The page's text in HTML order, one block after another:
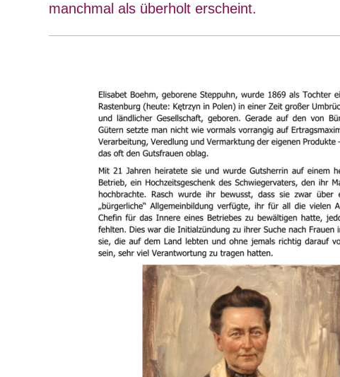
manchmal als überholt erscheint.